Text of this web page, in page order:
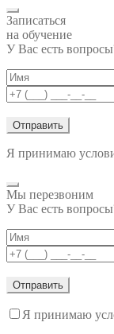
Записаться
на обучение
У Вас есть
Я принимаю
Мы перезвоним
У Вас есть
Я принимаю